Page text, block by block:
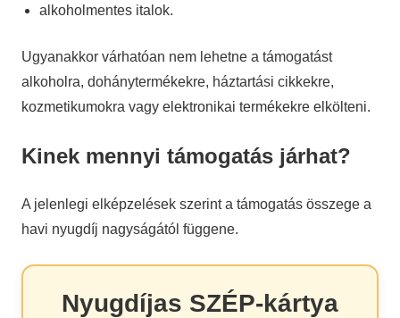
alkoholmentes italok.
Ugyanakkor várhatóan nem lehetne a támogatást
alkoholra, dohánytermékekre, háztartási cikkekre,
kozmetikumokra vagy elektronikai termékekre elkölteni.
Kinek mennyi támogatás járhat?
A jelenlegi elképzelések szerint a támogatás összege a
havi nyugdíj nagyságától függene.
Nyugdíjas SZÉP-kártya